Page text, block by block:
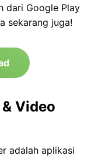
dari Google Play
sekarang juga!
Video
adalah aplikasi